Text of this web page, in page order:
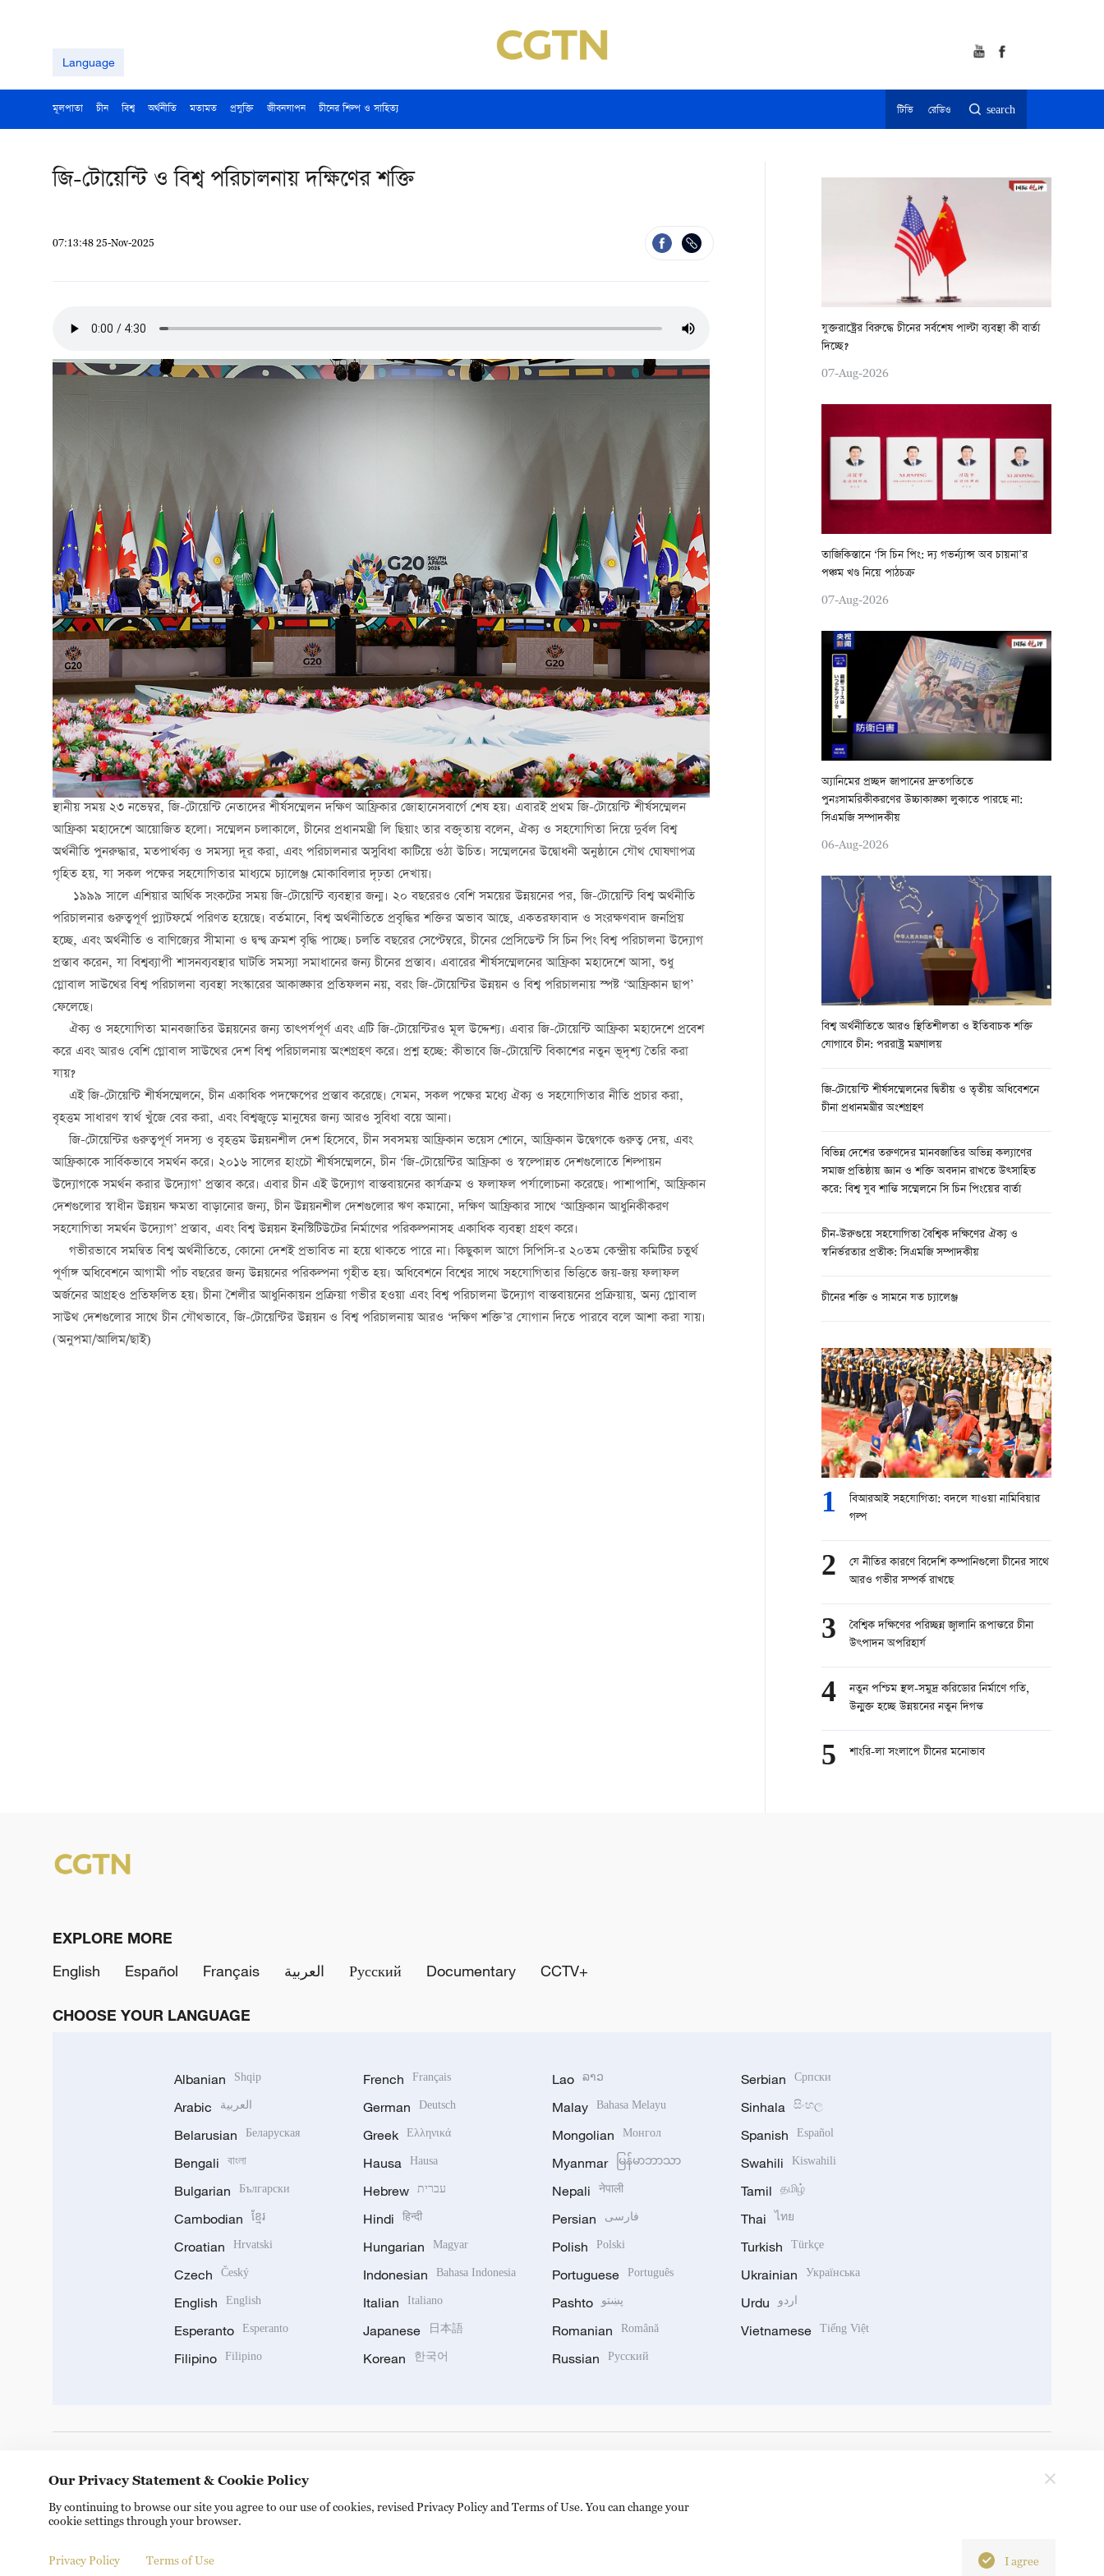
Language
মূলপাতা চীন বিশ্ব অর্থনীতি মতামত প্রযুক্তি জীবনযাপন চীনের শিল্প ও সাহিত্য টিভি রেডিও search
জি-টোয়েন্টি ও বিশ্ব পরিচালনায় দক্ষিণের শক্তি
07:13:48 25-Nov-2025
স্থানীয় সময় ২৩ নভেম্বর, জি-টোয়েন্টি নেতাদের শীর্ষসম্মেলন দক্ষিণ আফ্রিকার জোহানেসবার্গে শেষ হয়। এবারই প্রথম জি-টোয়েন্টি শীর্ষসম্মেলন
আফ্রিকা মহাদেশে আয়োজিত হলো। সম্মেলন চলাকালে, চীনের প্রধানমন্ত্রী লি ছিয়াং তার বক্তৃতায় বলেন, ঐক্য ও সহযোগিতা দিয়ে দুর্বল বিশ্ব
অর্থনীতি পুনরুদ্ধার, মতপার্থক্য ও সমস্যা দূর করা, এবং পরিচালনার অসুবিধা কাটিয়ে ওঠা উচিত। সম্মেলনের উদ্বোধনী অনুষ্ঠানে যৌথ ঘোষণাপত্র
গৃহিত হয়, যা সকল পক্ষের সহযোগিতার মাধ্যমে চ্যালেঞ্জ মোকাবিলার দৃঢ়তা দেখায়।
১৯৯৯ সালে এশিয়ার আর্থিক সংকটের সময় জি-টোয়েন্টি ব্যবস্থার জন্ম। ২০ বছরেরও বেশি সময়ের উন্নয়নের পর, জি-টোয়েন্টি বিশ্ব অর্থনীতি
পরিচালনার গুরুত্বপূর্ণ প্ল্যাটফর্মে পরিণত হয়েছে। বর্তমানে, বিশ্ব অর্থনীতিতে প্রবৃদ্ধির শক্তির অভাব আছে, একতরফাবাদ ও সংরক্ষণবাদ জনপ্রিয়
হচ্ছে, এবং অর্থনীতি ও বাণিজ্যের সীমানা ও দ্বন্দ্ব ক্রমশ বৃদ্ধি পাচ্ছে। চলতি বছরের সেপ্টেম্বরে, চীনের প্রেসিডেন্ট সি চিন পিং বিশ্ব পরিচালনা উদ্যোগ
প্রস্তাব করেন, যা বিশ্বব্যাপী শাসনব্যবস্থার ঘাটতি সমস্যা সমাধানের জন্য চীনের প্রস্তাব। এবারের শীর্ষসম্মেলনের আফ্রিকা মহাদেশে আসা, শুধু
গ্লোবাল সাউথের বিশ্ব পরিচালনা ব্যবস্থা সংস্কারের আকাঙ্ক্ষার প্রতিফলন নয়, বরং জি-টোয়েন্টির উন্নয়ন ও বিশ্ব পরিচালনায় স্পষ্ট ‘আফ্রিকান ছাপ’
ফেলেছে।
ঐক্য ও সহযোগিতা মানবজাতির উন্নয়নের জন্য তাত্পর্যপূর্ণ এবং এটি জি-টোয়েন্টিরও মূল উদ্দেশ্য। এবার জি-টোয়েন্টি আফ্রিকা মহাদেশে প্রবেশ
করে এবং আরও বেশি গ্লোবাল সাউথের দেশ বিশ্ব পরিচালনায় অংশগ্রহণ করে। প্রশ্ন হচ্ছে: কীভাবে জি-টোয়েন্টি বিকাশের নতুন ভূদৃশ্য তৈরি করা
যায়?
এই জি-টোয়েন্টি শীর্ষসম্মেলনে, চীন একাধিক পদক্ষেপের প্রস্তাব করেছে। যেমন, সকল পক্ষের মধ্যে ঐক্য ও সহযোগিতার নীতি প্রচার করা,
বৃহত্তম সাধারণ স্বার্থ খুঁজে বের করা, এবং বিশ্বজুড়ে মানুষের জন্য আরও সুবিধা বয়ে আনা।
জি-টোয়েন্টির গুরুত্বপূর্ণ সদস্য ও বৃহত্তম উন্নয়নশীল দেশ হিসেবে, চীন সবসময় আফ্রিকান ভয়েস শোনে, আফ্রিকান উদ্বেগকে গুরুত্ব দেয়, এবং
আফ্রিকাকে সার্বিকভাবে সমর্থন করে। ২০১৬ সালের হাংচৌ শীর্ষসম্মেলনে, চীন ‘জি-টোয়েন্টির আফ্রিকা ও স্বল্পোন্নত দেশগুলোতে শিল্পায়ন
উদ্যোগকে সমর্থন করার উদ্যোগ’ প্রস্তাব করে। এবার চীন এই উদ্যোগ বাস্তবায়নের কার্যক্রম ও ফলাফল পর্যালোচনা করেছে। পাশাপাশি, আফ্রিকান
দেশগুলোর স্বাধীন উন্নয়ন ক্ষমতা বাড়ানোর জন্য, চীন উন্নয়নশীল দেশগুলোর ঋণ কমানো, দক্ষিণ আফ্রিকার সাথে ‘আফ্রিকান আধুনিকীকরণ
সহযোগিতা সমর্থন উদ্যোগ’ প্রস্তাব, এবং বিশ্ব উন্নয়ন ইনস্টিটিউটের নির্মাণের পরিকল্পনাসহ একাধিক ব্যবস্থা গ্রহণ করে।
গভীরভাবে সমন্বিত বিশ্ব অর্থনীতিতে, কোনো দেশই প্রভাবিত না হয়ে থাকতে পারে না। কিছুকাল আগে সিপিসি-র ২০তম কেন্দ্রীয় কমিটির চতুর্থ
পূর্ণাঙ্গ অধিবেশনে আগামী পাঁচ বছরের জন্য উন্নয়নের পরিকল্পনা গৃহীত হয়। অধিবেশনে বিশ্বের সাথে সহযোগিতার ভিত্তিতে জয়-জয় ফলাফল
অর্জনের আগ্রহও প্রতিফলিত হয়। চীনা শৈলীর আধুনিকায়ন প্রক্রিয়া গভীর হওয়া এবং বিশ্ব পরিচালনা উদ্যোগ বাস্তবায়নের প্রক্রিয়ায়, অন্য গ্লোবাল
সাউথ দেশগুলোর সাথে চীন যৌথভাবে, জি-টোয়েন্টির উন্নয়ন ও বিশ্ব পরিচালনায় আরও ‘দক্ষিণ শক্তি’র যোগান দিতে পারবে বলে আশা করা যায়।
(অনুপমা/আলিম/ছাই)
যুক্তরাষ্ট্রের বিরুদ্ধে চীনের সর্বশেষ পাল্টা ব্যবস্থা কী বার্তা
দিচ্ছে?
07-Aug-2026
তাজিকিস্তানে ‘সি চিন পিং: দ্য গভর্ন্যান্স অব চায়না’র
পঞ্চম খণ্ড নিয়ে পাঠচক্র
07-Aug-2026
অ্যানিমের প্রচ্ছদ জাপানের দ্রুতগতিতে
পুনঃসামরিকীকরণের উচ্চাকাঙ্ক্ষা লুকাতে পারছে না:
সিএমজি সম্পাদকীয়
06-Aug-2026
বিশ্ব অর্থনীতিতে আরও স্থিতিশীলতা ও ইতিবাচক শক্তি
যোগাবে চীন: পররাষ্ট্র মন্ত্রণালয়
জি-টোয়েন্টি শীর্ষসম্মেলনের দ্বিতীয় ও তৃতীয় অধিবেশনে
চীনা প্রধানমন্ত্রীর অংশগ্রহণ
বিভিন্ন দেশের তরুণদের মানবজাতির অভিন্ন কল্যাণের
সমাজ প্রতিষ্ঠায় জ্ঞান ও শক্তি অবদান রাখতে উত্সাহিত
করে: বিশ্ব যুব শান্তি সম্মেলনে সি চিন পিংয়ের বার্তা
চীন-উরুগুয়ে সহযোগিতা বৈশ্বিক দক্ষিণের ঐক্য ও
স্বনির্ভরতার প্রতীক: সিএমজি সম্পাদকীয়
চীনের শক্তি ও সামনে যত চ্যালেঞ্জ
1
বিআরআই সহযোগিতা: বদলে যাওয়া নামিবিয়ার
গল্প
2
যে নীতির কারণে বিদেশি কম্পানিগুলো চীনের সাথে
আরও গভীর সম্পর্ক রাখছে
3
বৈশ্বিক দক্ষিণের পরিচ্ছন্ন জ্বালানি রূপান্তরে চীনা
উৎপাদন অপরিহার্য
4
নতুন পশ্চিম স্থল-সমুদ্র করিডোর নির্মাণে গতি,
উন্মুক্ত হচ্ছে উন্নয়নের নতুন দিগন্ত
5 শাংরি-লা সংলাপে চীনের মনোভাব
EXPLORE MORE
English
Español Français العربية Русский Documentary CCTV+
CHOOSE YOUR LANGUAGE
Albanian Shqip
Arabic العربية
Belarusian Беларуская
Bengali বাংলা
Bulgarian Български
Cambodian ខ្មែរ
Croatian Hrvatski
Czech Český
English English
Esperanto Esperanto
Filipino Filipino
French Français
German Deutsch
Greek Ελληνικά
Hausa Hausa
Hebrew עברית
Hindi हिन्दी
Hungarian Magyar
Indonesian Bahasa Indonesia
Italian Italiano
Japanese 日本語
Korean 한국어
Lao ລາວ
Malay Bahasa Melayu
Mongolian Монгол
Myanmar မြန်မာဘာသာ
Nepali नेपाली
Persian فارسی
Polish Polski
Portuguese Português
Pashto پښتو
Romanian Română
Russian Русский
Serbian Српски
Sinhala සිංහල
Spanish Español
Swahili Kiswahili
Tamil தமிழ்
Thai ไทย
Turkish Türkçe
Ukrainian Українська
Urdu اردو
Vietnamese Tiếng Việt
Copyright © 2024 CGTN. 京ICP备20000184号
Our Privacy Statement & Cookie Policy
By continuing to browse our site you agree to our use of cookies, revised Privacy Policy and Terms of Use. You can change your
cookie settings through your browser.
Privacy Policy Terms of Use I agree